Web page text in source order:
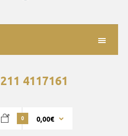
211 4117161
0 0,00€